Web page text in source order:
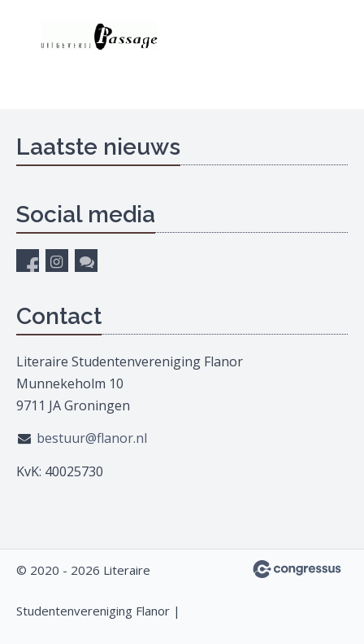
Laatste nieuws
Social media
Contact
Literaire Studentenvereniging Flanor
Munnekeholm 10
9711 JA Groningen
bestuur@flanor.nl
KvK: 40025730
© 2020 - 2026 Literaire
Studentenvereniging Flanor |